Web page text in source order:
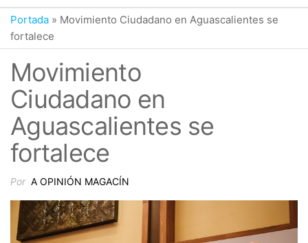
Portada » Movimiento Ciudadano en Aguascalientes se
fortalece
Movimiento
Ciudadano en
Aguascalientes se
fortalece
Por A OPINIÓN MAGACÍN